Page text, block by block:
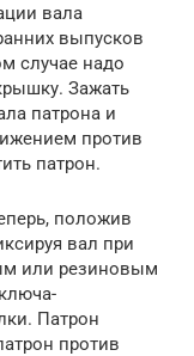
вала
выпусков
случае надо
Зажать
патрона и
против
патрон.
положив
вал при
или резиновым
Патрон
против